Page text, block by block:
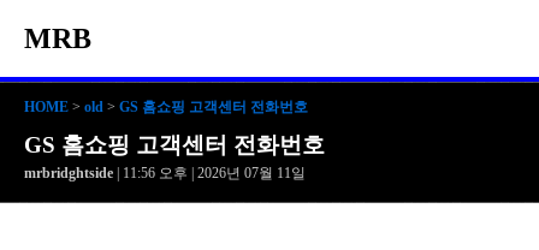
MRB
HOME > old > GS 홈쇼핑 고객센터 전화번호
GS 홈쇼핑 고객센터 전화번호
mrbridghtside | 11:56 오후 | 2026년 07월 11일